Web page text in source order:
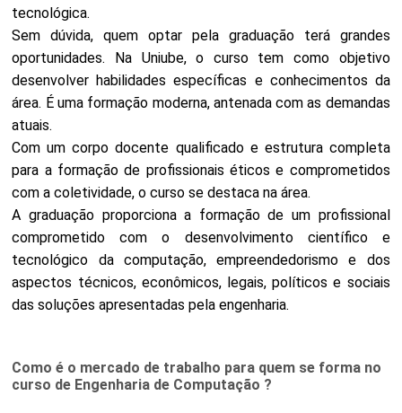
tecnológica.
Sem dúvida, quem optar pela graduação terá grandes
oportunidades. Na Uniube, o curso tem como objetivo
desenvolver habilidades específicas e conhecimentos da
área. É uma formação moderna, antenada com as demandas
atuais.
Com um corpo docente qualificado e estrutura completa
para a formação de profissionais éticos e comprometidos
com a coletividade, o curso se destaca na área.
A graduação proporciona a formação de um profissional
comprometido com o desenvolvimento científico e
tecnológico da computação, empreendedorismo e dos
aspectos técnicos, econômicos, legais, políticos e sociais
das soluções apresentadas pela engenharia.
Como é o mercado de trabalho para quem se forma no
curso de Engenharia de Computação ?